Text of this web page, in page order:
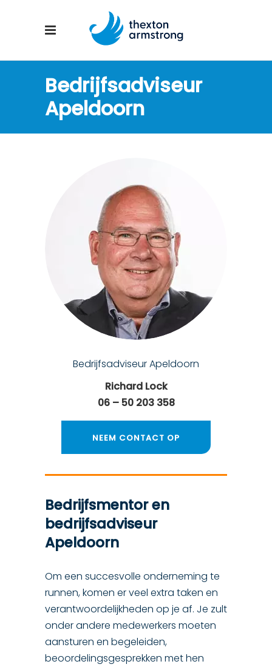
Bedrijfsadviseur
Apeldoorn
Bedrijfsadviseur Apeldoorn
Richard Lock
06 – 50 203 358
NEEM CONTACT OP
Bedrijfsmentor en
bedrijfsadviseur
Apeldoorn
Om een succesvolle onderneming te
runnen, komen er veel extra taken en
verantwoordelijkheden op je af. Je zult
onder andere medewerkers moeten
aansturen en begeleiden,
beoordelingsgesprekken met hen